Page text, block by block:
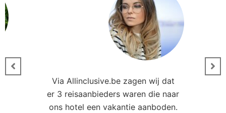
Via Allinclusive.be zagen wij dat
er 3 reisaanbieders waren die naar
ons hotel een vakantie aanboden.